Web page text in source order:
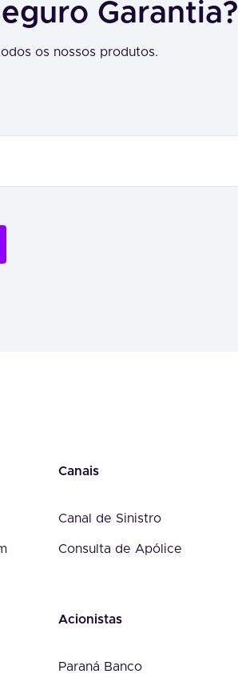
Garantia?
os nossos produtos.
Canais
Canal de Sinistro
Consulta de Apólice
Acionistas
Paraná Banco